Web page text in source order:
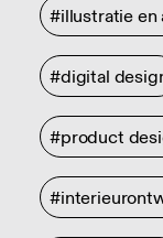
#illustratie en
#digital
#product